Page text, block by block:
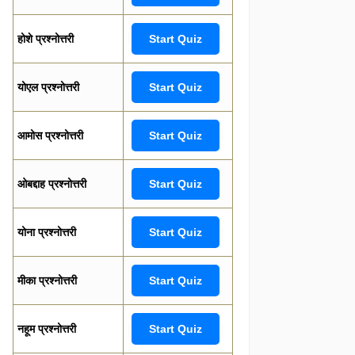
होशे प्रश्नोत्तरी Start Quiz
योएल प्रश्नोत्तरी Start Quiz
आमोस प्रश्नोत्तरी Start Quiz
ओबद्दाह प्रश्नोत्तरी Start Quiz
योना प्रश्नोत्तरी Start Quiz
मीका प्रश्नोत्तरी Start Quiz
नहूम प्रश्नोत्तरी Start Quiz